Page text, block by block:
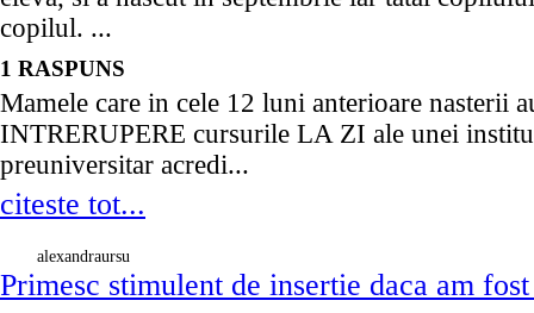
copilul. ...
1 RASPUNS
Mamele care in cele 12 luni anterioare nasterii
INTRERUPERE cursurile LA ZI ale unei
preuniversitar acredi...
citeste tot...
alexandraursu
Primesc stimulent de insertie daca am